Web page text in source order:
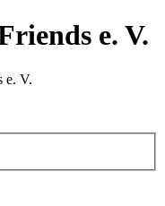
e. V.
e. V.